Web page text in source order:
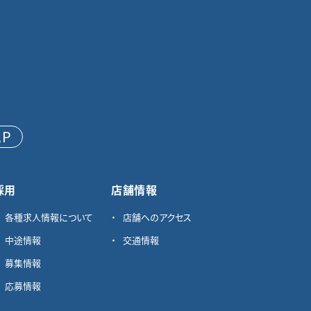
用
各種求⼈情報について
中途情報
募集情報
応募情報
店舗情報
店舗へのアクセス
交通情報